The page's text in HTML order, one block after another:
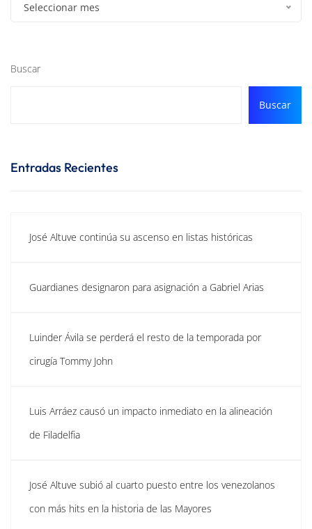
Seleccionar mes
Buscar
Buscar
Entradas Recientes
José Altuve continúa su ascenso en listas históricas
Guardianes designaron para asignación a Gabriel Arias
Luinder Ávila se perderá el resto de la temporada por
cirugía Tommy John
Luis Arráez causó un impacto inmediato en la alineación
de Filadelfia
José Altuve subió al cuarto puesto entre los venezolanos
con más hits en la historia de las Mayores